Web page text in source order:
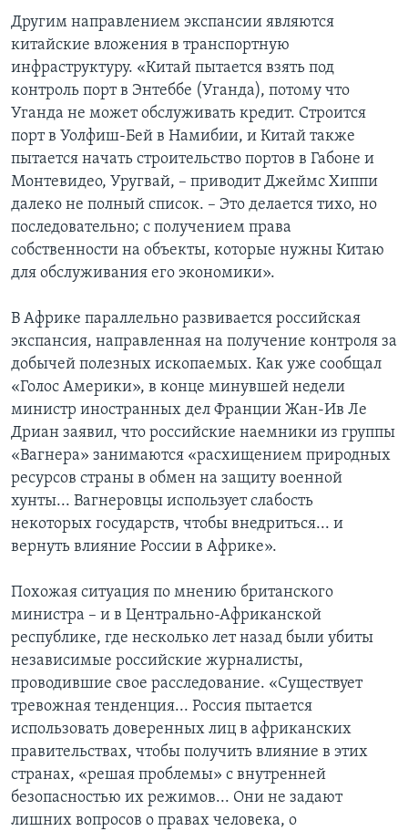
Другим направлением экспансии являются
китайские вложения в транспортную
инфраструктуру. «Китай пытается взять под
контроль порт в Энтеббе (Уганда), потому что
Уганда не может обслуживать кредит. Строится
порт в Уолфиш-Бей в Намибии, и Китай также
пытается начать строительство портов в Габоне и
Монтевидео, Уругвай, – приводит Джеймс Хиппи
далеко не полный список. – Это делается тихо, но
последовательно; с получением права
собственности на объекты, которые нужны Китаю
для обслуживания его экономики».
В Африке параллельно развивается российская
экспансия, направленная на получение контроля за
добычей полезных ископаемых. Как уже сообщал
«Голос Америки», в конце минувшей недели
министр иностранных дел Франции Жан-Ив Ле
Дриан заявил, что российские наемники из группы
«Вагнера» занимаются «расхищением природных
ресурсов страны в обмен на защиту военной
хунты... Вагнеровцы использует слабость
некоторых государств, чтобы внедриться... и
вернуть влияние России в Африке».
Похожая ситуация по мнению британского
министра – и в Центрально-Африканской
республике, где несколько лет назад были убиты
независимые российские журналисты,
проводившие свое расследование. «Существует
тревожная тенденция... Россия пытается
использовать доверенных лиц в африканских
правительствах, чтобы получить влияние в этих
странах, «решая проблемы» с внутренней
безопасностью их режимов... Они не задают
лишних вопросов о правах человека, о